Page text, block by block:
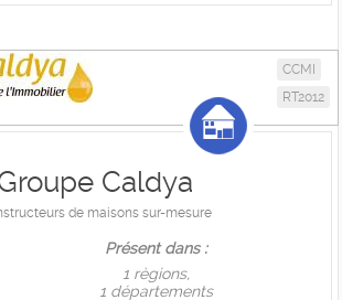
CCMI
RT2012
Caldya
de maisons sur-mesure
Présent dans :
1 règions,
1 départements